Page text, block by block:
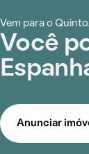
Vem para o
Você
Anunciar